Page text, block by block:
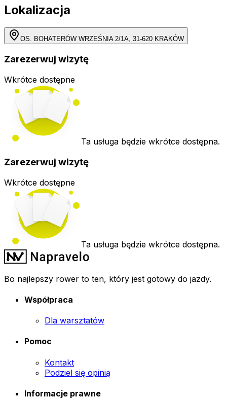
Lokalizacja
OS. BOHATERÓW WRZEŚNIA 2/1A, 31-620 KRAKÓW
Zarezerwuj wizytę
Wkrótce dostępne
Ta usługa będzie wkrótce dostępna.
Zarezerwuj wizytę
Wkrótce dostępne
Ta usługa będzie wkrótce dostępna.
Bo najlepszy rower to ten, który jest gotowy do jazdy.
Współpraca
Dla warsztatów
Pomoc
Kontakt
Podziel się opinią
Informacje prawne